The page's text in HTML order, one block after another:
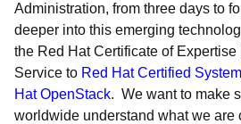
Administration, from three days to
deeper into this emerging
the Red Hat Certificate of Expertise
Service to Red Hat Certified
Hat OpenStack. We want to make
worldwide understand what we are